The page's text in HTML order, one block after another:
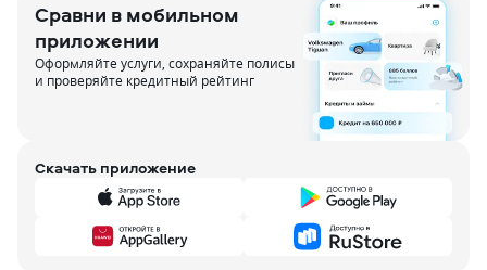
Сравни в мобильном
приложении
Оформляйте услуги, сохраняйте полисы
и проверяйте кредитный рейтинг
Скачать приложение